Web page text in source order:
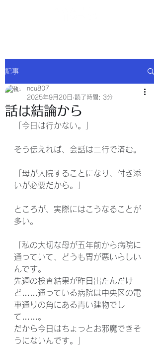
記事
話は結論から
ncu807
2025年9月20日 読了時間: 3分
「今日は行かない。」
そう伝えれば、会話は二行で済む。
「母が入院することになり、付き添
いが必要だから。」
ところが、実際にはこうなることが
多い。
「私の大切な母が五年前から病院に
通っていて、どうも胃が悪いらしい
んです。
先週の検査結果が昨日出たんだけ
ど……通っている病院は中央区の電
車通りの角にある青い建物でし
て……。
だから今日はちょっとお邪魔できそ
うにないんです。」